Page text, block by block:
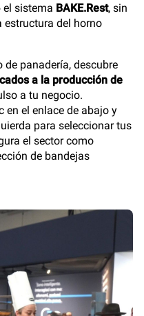
sistema BAKE.Rest, sin
estructura del horno
panadería, descubre
a la producción de
a tu negocio.
en el enlace de abajo y
para seleccionar tus
el sector como
de bandejas